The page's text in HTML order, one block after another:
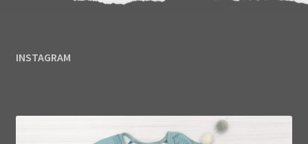
INSTAGRAM